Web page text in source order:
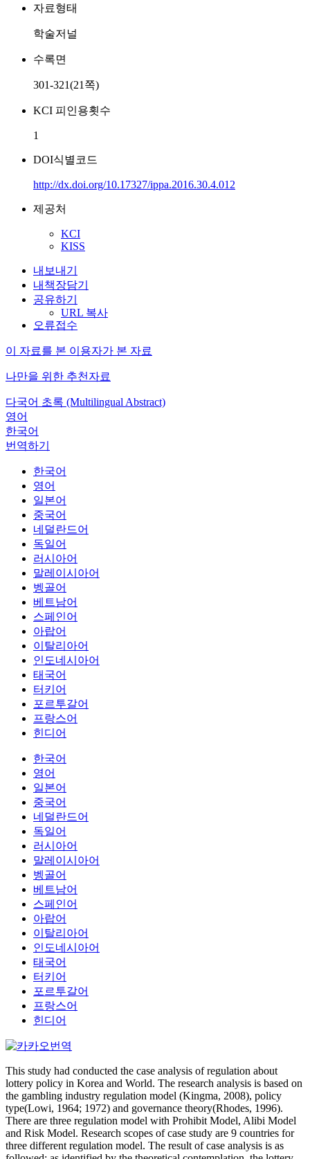
자료형태
학술저널
수록면
301-321(21쪽)
KCI 피인용횟수
1
DOI식별코드
http://dx.doi.org/10.17327/ippa.2016.30.4.012
제공처
KCI
KISS
내보내기
내책장담기
공유하기
URL 복사
오류접수
이 자료를 본 이용자가 본 자료
나만을 위한 추천자료
다국어 초록 (Multilingual Abstract)
영어
한국어
번역하기
한국어
영어
일본어
중국어
네덜란드어
독일어
러시아어
말레이시아어
벵골어
베트남어
스페인어
아랍어
이탈리아어
인도네시아어
태국어
터키어
포르투갈어
프랑스어
힌디어
한국어
영어
일본어
중국어
네덜란드어
독일어
러시아어
말레이시아어
벵골어
베트남어
스페인어
아랍어
이탈리아어
인도네시아어
태국어
터키어
포르투갈어
프랑스어
힌디어
This study had conducted the case analysis of regulation about
lottery policy in Korea and World. The research analysis is based on
the gambling industry regulation model (Kingma, 2008), policy
type(Lowi, 1964; 1972) and governance theory(Rhodes, 1996).
There are three regulation model with Prohibit Model, Alibi Model
and Risk Model. Research scopes of case study are 9 countries for
three different regulation model. The result of case analysis is as